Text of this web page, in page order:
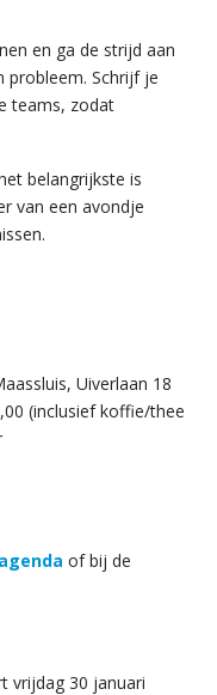
en ga de strijd aan
probleem. Schrijf je
teams, zodat
belangrijkste is
van een avondje
Uiverlaan 18
(inclusief koffie/thee
of bij de
vrijdag 30 januari